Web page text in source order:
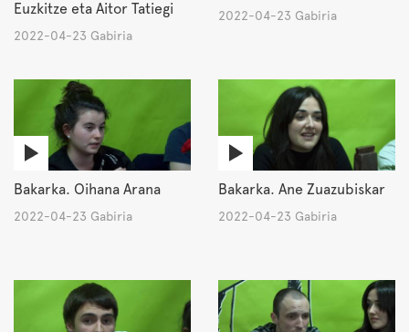
Euzkitze eta Aitor Tatiegi
2022-04-23 Gabiria
2022-04-23 Gabiria
Bakarka. Oihana Arana
2022-04-23 Gabiria
Bakarka. Ane Zuazubiskar
2022-04-23 Gabiria